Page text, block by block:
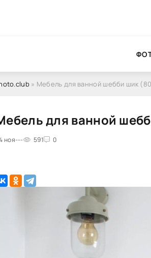
» Мебель для ванной шебби шик
для ванной
ноя--- 591 0